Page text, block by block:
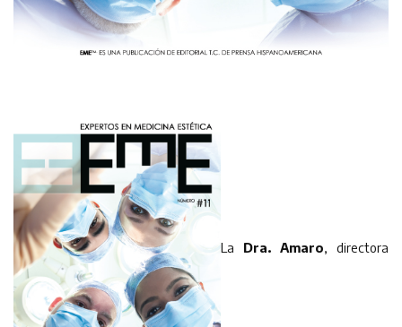
La Dra. Amaro, directora